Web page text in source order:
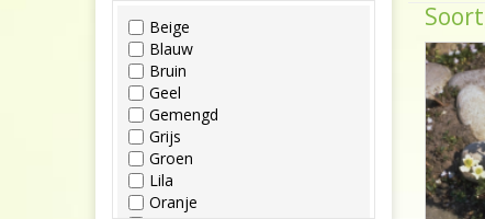
Beige
Blauw
Bruin
Geel
Gemengd
Grijs
Groen
Lila
Oranje